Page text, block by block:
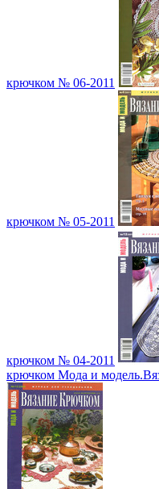
крючком № 06-2011
крючком № 05-2011
крючком № 04-2011
крючком Мода и